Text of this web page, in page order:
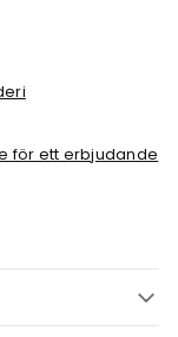
för ett erbjudande